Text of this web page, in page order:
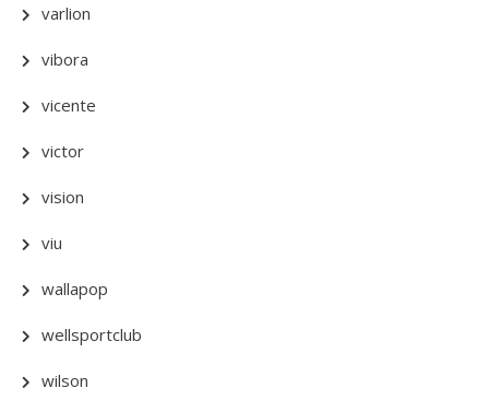
varlion
vibora
vicente
victor
vision
viu
wallapop
wellsportclub
wilson